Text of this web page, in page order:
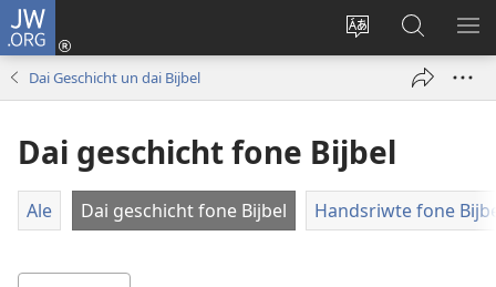
JW.ORG
Språk
Rinergåe
(opens
Suik
in
JW.ORG
Dai Geschicht un dai Bijbel
Dai geschicht fone Bijbel
Ale Dai geschicht fone Bijbel Handsriwte fone